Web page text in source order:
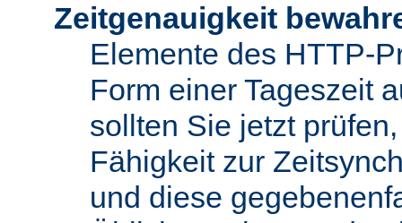
Zeitgenauigkeit
Elemente des HTTP-
Form einer Tageszeit
sollten Sie jetzt
Fähigkeit zur
und diese